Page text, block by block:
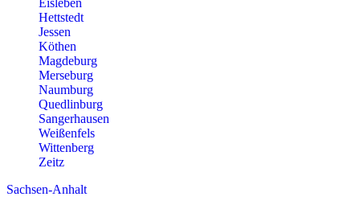
Eisleben
Hettstedt
Jessen
Köthen
Magdeburg
Merseburg
Naumburg
Quedlinburg
Sangerhausen
Weißenfels
Wittenberg
Zeitz
Sachsen-Anhalt